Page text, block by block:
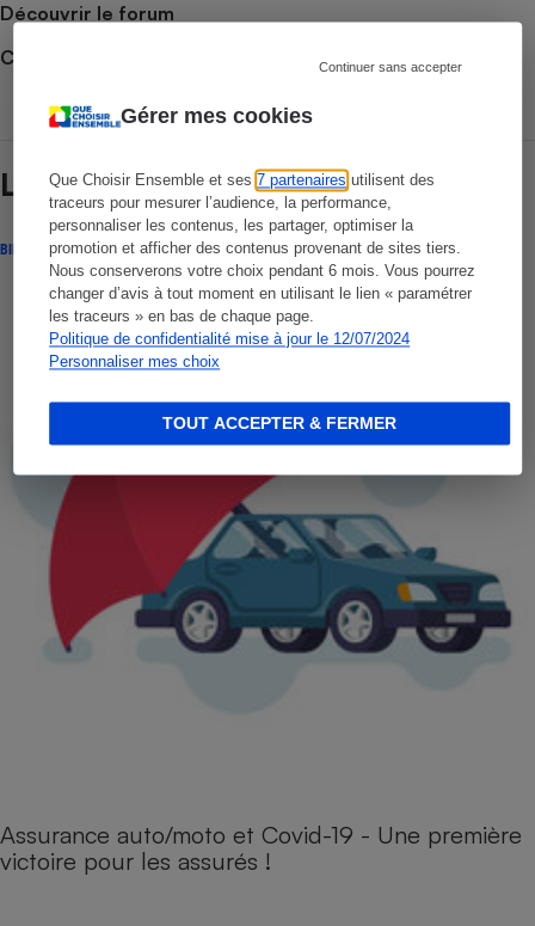
Gérer mes cookies
Que Choisir Ensemble et ses7 partenaires utilisent des
traceurs pour mesurer l’audience, la performance,
personnaliser les contenus, les partager, optimiser la
promotion et afficher des contenus provenant de sites tiers.
Nous conserverons votre choix pendant 6 mois. Vous pourrez
changer d’avis à tout moment en utilisant le lien « paramétrer
les traceurs » en bas de chaque page.
Politique de confidentialité mise à jour le 12/07/2024
Personnaliser mes choix
Continuer sans accepter
TOUT ACCEPTER & FERMER
Découvrir le forum
Consulter nos Actions Que Choisir Ensemble
Lire aussi
BILLET DE LA PRÉSIDENTE
Assurance auto/moto et Covid-19 - Une première
victoire pour les assurés !